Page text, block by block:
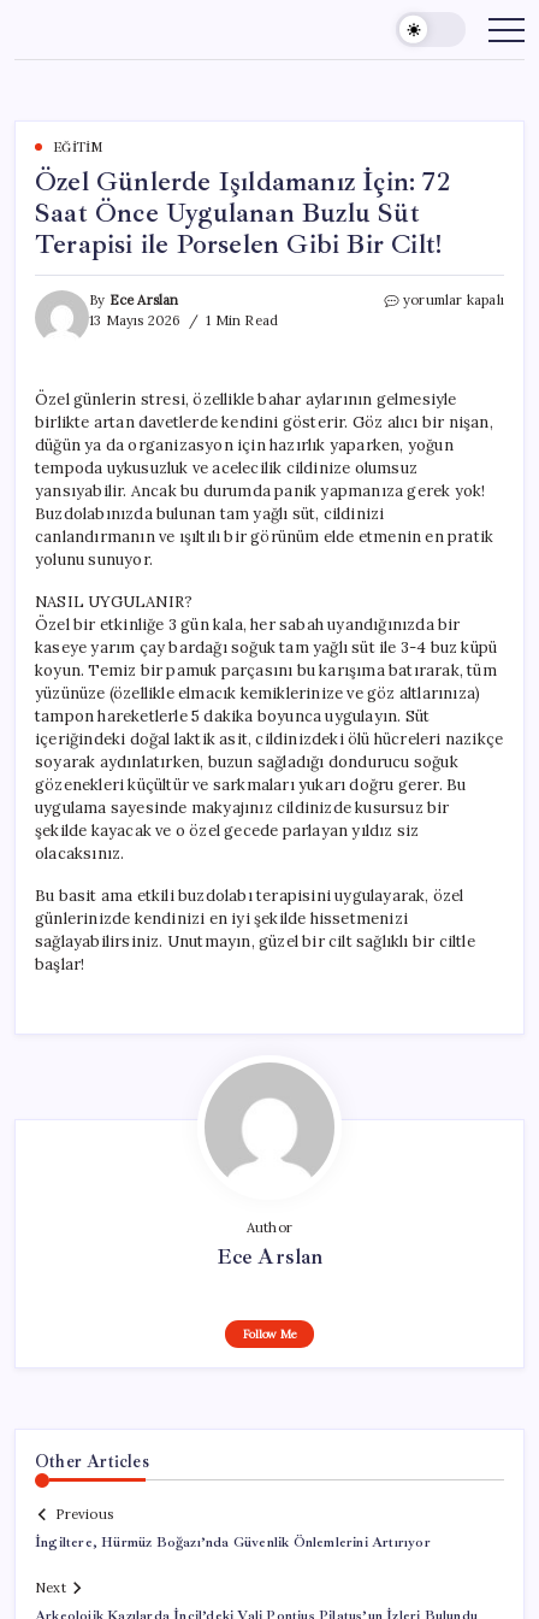
content
EĞITIM
Özel Günlerde Işıldamanız İçin: 72
Saat Önce Uygulanan Buzlu Süt
Terapisi ile Porselen Gibi Bir Cilt!
By Ece Arslan
13 Mayıs 2026
1 Min Read
Özel
Saat
Önce
Uygulanan
Buzlu
Süt
Terapisi
Porselen
için
yorumlar kapalı
Özel günlerin stresi, özellikle bahar aylarının gelmesiyle
birlikte artan davetlerde kendini gösterir. Göz alıcı bir nişan,
düğün ya da organizasyon için hazırlık yaparken, yoğun
tempoda uykusuzluk ve acelecilik cildinize olumsuz
yansıyabilir. Ancak bu durumda panik yapmanıza gerek yok!
Buzdolabınızda bulunan tam yağlı süt, cildinizi
canlandırmanın ve ışıltılı bir görünüm elde etmenin en pratik
yolunu sunuyor.
NASIL UYGULANIR?
Özel bir etkinliğe 3 gün kala, her sabah uyandığınızda bir
kaseye yarım çay bardağı soğuk tam yağlı süt ile 3-4 buz küpü
koyun. Temiz bir pamuk parçasını bu karışıma batırarak, tüm
yüzünüze (özellikle elmacık kemiklerinize ve göz altlarınıza)
tampon hareketlerle 5 dakika boyunca uygulayın. Süt
içeriğindeki doğal laktik asit, cildinizdeki ölü hücreleri nazikçe
soyarak aydınlatırken, buzun sağladığı dondurucu soğuk
gözenekleri küçültür ve sarkmaları yukarı doğru gerer. Bu
uygulama sayesinde makyajınız cildinizde kusursuz bir
şekilde kayacak ve o özel gecede parlayan yıldız siz
olacaksınız.
Bu basit ama etkili buzdolabı terapisini uygulayarak, özel
günlerinizde kendinizi en iyi şekilde hissetmenizi
sağlayabilirsiniz. Unutmayın, güzel bir cilt sağlıklı bir ciltle
başlar!
Author
Ece Arslan
Follow Me
Other Articles
Previous
İngiltere, Hürmüz Boğazı’nda Güvenlik Önlemlerini Artırıyor
Next